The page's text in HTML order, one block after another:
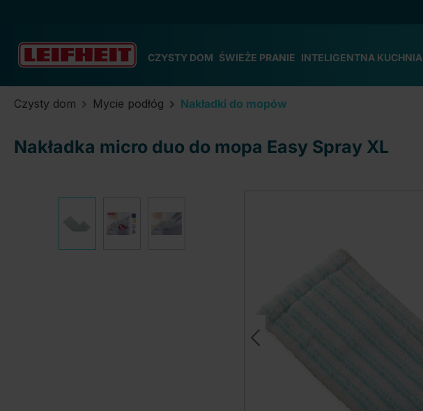
CZYSTY DOM ŚWIEŻE PRANIE INTELIGENTNA KUCHNIA
Czysty dom Mycie podłóg Nakładki do mopów
Nakładka micro duo do mopa Easy Spray XL